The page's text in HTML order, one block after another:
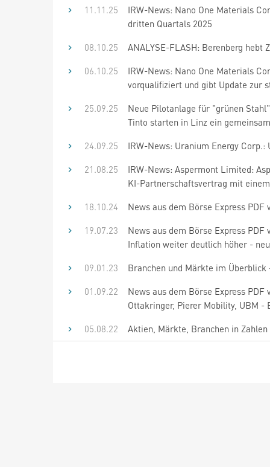
11.11.25
IRW-News: Nano One Materials
dritten Quartals 2025
08.10.25
ANALYSE-FLASH: Berenberg
06.10.25
IRW-News: Nano One Materials
vorqualifiziert und gibt Update zur
25.09.25
Neue Pilotanlage für "grünen
Tinto starten in Linz ein
24.09.25
IRW-News: Uranium Energy
21.08.25
IRW-News: Aspermont Limited:
KI-Partnerschaftsvertrag mit
18.10.24
News aus dem Börse Express
19.07.23
News aus dem Börse Express
Inflation weiter deutlich höher -
09.01.23
Branchen und Märkte im
01.09.22
News aus dem Börse Express
Ottakringer, Pierer Mobility, UBM -
05.08.22
Aktien, Märkte, Branchen in